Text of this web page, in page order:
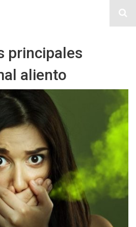
principales
aliento